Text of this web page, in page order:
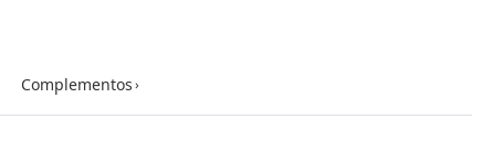
Complementos›